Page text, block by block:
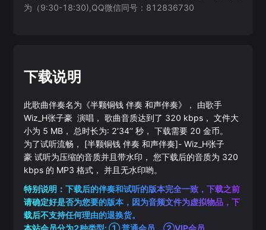
为（9:30-18:30),QQ微信同号：812836730
下载说明
此歌曲伴奏名为《半颗铜钱 伴奏 和声伴奏》， 由歌手
Wiz_H张子豪 演唱， 歌曲音质达到了 320 kbps， 文件大
小为 5 MB， 总时长为: 2‘34’‘秒， 下载需要 20 金币。
为了试听流畅， [半颗铜钱 伴奏 和声伴奏]- Wiz_H张子
豪 试听为压缩的音质并且带水印， 您下载后的音质为 320
kbps 的 MP3 格式， 并且无水印哟。
特别说明：下载后的伴奏和试听的版本完全一致，下载之前
请确定好是否为您要的版本，因为音频文件为虚拟物品，下
载后不支持任何理由的退换货。
本站会员分为2种类型: ① 普通会员，②VIP会员